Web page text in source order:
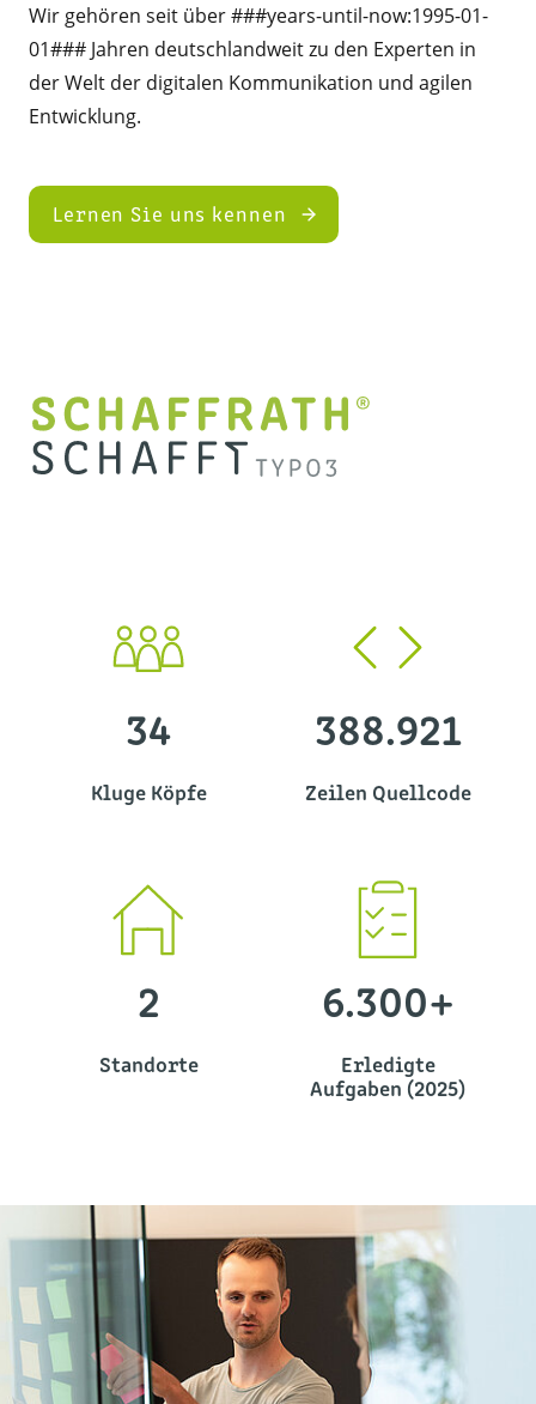
Wir gehören seit über ###years-until-now:1995-01-
01### Jahren deutschlandweit zu den Experten in
der Welt der digitalen Kommunikation und agilen
Entwicklung.
Lernen Sie uns kennen
34
Kluge Köpfe
388.921
Zeilen Quellcode
2
Standorte
6.300+
Erledigte
Aufgaben (2025)